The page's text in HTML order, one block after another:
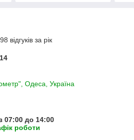
відгуків за рік
Одеса, Україна
07:00 до 14:00
роботи